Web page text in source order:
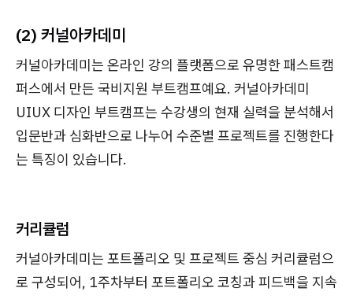
(2) 커널아카데미
커널아카데미는 온라인 강의 플랫폼으로 유명한 패스트캠
퍼스에서 만든 국비지원 부트캠프예요. 커널아카데미
UIUX 디자인 부트캠프는 수강생의 현재 실력을 분석해서
입문반과 심화반으로 나누어 수준별 프로젝트를 진행한다
는 특징이 있습니다.
커리큘럼
커널아카데미는 포트폴리오 및 프로젝트 중심 커리큘럼으
로 구성되어, 1주차부터 포트폴리오 코칭과 피드백을 지속